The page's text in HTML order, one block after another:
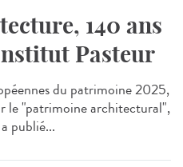
140 ans
Pasteur
du patrimoine 2025,
le "patrimoine architectural",
publié...